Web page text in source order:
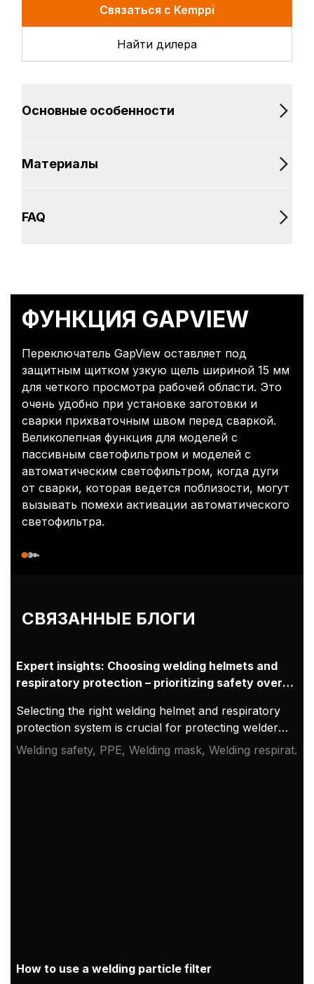
шланга для RSA 230,
расходомер, кожаный ремень с
набивкой.
Связаться с Kemppi
Найти дилера
Основные особенности
Материалы
FAQ
ФУНКЦИЯ GAPVIEW
Переключатель GapView оставляет под
защитным щитком узкую щель шириной 15 мм
для четкого просмотра рабочей области. Это
очень удобно при установке заготовки и
сварки прихваточным швом перед сваркой.
Великолепная функция для моделей с
пассивным светофильтром и моделей с
автоматическим светофильтром, когда дуги
от сварки, которая ведется поблизости, могут
вызывать помехи активации автоматического
светофильтра.
СВЯЗАННЫЕ БЛОГИ
Expert insights: Choosing welding helmets and
respiratory protection – prioritizing safety over
Selecting the right welding helmet and respiratory
protection system is crucial for protecting welders
in high-risk environments. While cost may factor
Welding safety, PPE, Welding mask, Welding respirator
How to use a welding particle filter